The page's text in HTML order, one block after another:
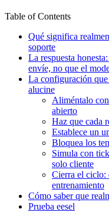
Table of Contents
Qué significa
soporte
La respuesta
envíe, no que el
La configuración
alucine
Aliméntalo
abierto
Haz que cada
Establece un
Bloquea los
Simula con
solo cliente
Cierra el ciclo:
entrenamiento
Cómo saber que
Prueba eesel